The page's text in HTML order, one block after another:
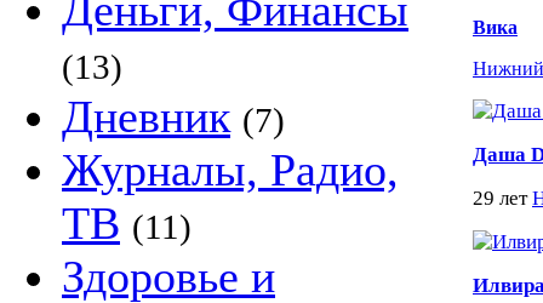
(13)
Дневник (7)
Журналы, Радио,
ТВ (11)
Здоровье и
Вика
Нижний
Даша
29 лет